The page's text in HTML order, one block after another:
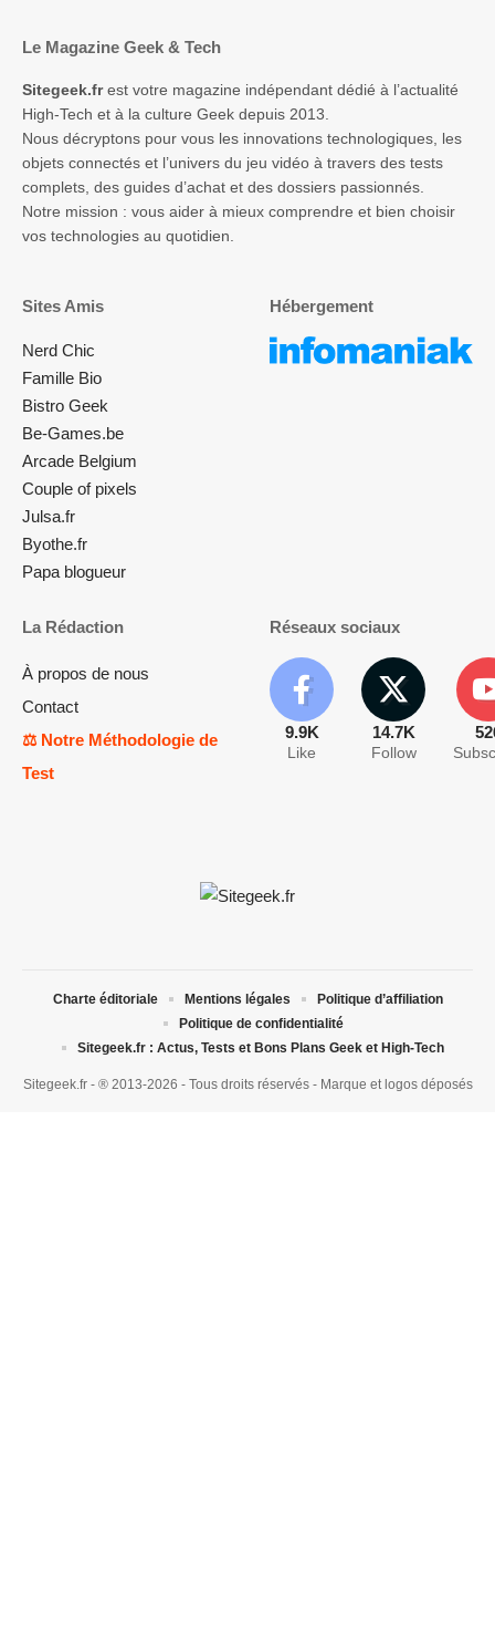
Le Magazine Geek & Tech
Sitegeek.frest votre magazine indépendant dédié à l’actualité
High-Tech et à la culture Geek depuis 2013.
Nous décryptons pour vous les innovations technologiques, les
objets connectés et l’univers du jeu vidéo à travers des tests
complets, des guides d’achat et des dossiers passionnés.
Notre mission : vous aider à mieux comprendre et bien choisir
vos technologies au quotidien.
Sites Amis
Nerd Chic
Famille Bio
Bistro Geek
Be-Games.be
Arcade Belgium
Couple of pixels
Julsa.fr
Byothe.fr
Papa blogueur
Hébergement
La Rédaction
À propos de nous
Contact
⚖️ Notre Méthodologie de
Test
Réseaux sociaux
9.9K
Like
14.7K
Follow
Sitegeek.fr - ® 2013-2026 - Tous droits réservés - Marque et logos déposés
Charte éditoriale Mentions légales
Politique d’affiliation
Politique de confidentialité
Sitegeek.fr : Actus, Tests et Bons Plans Geek et High-Tech